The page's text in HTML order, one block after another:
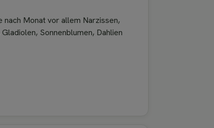
Monat vor allem Narzissen,
Sonnenblumen, Dahlien